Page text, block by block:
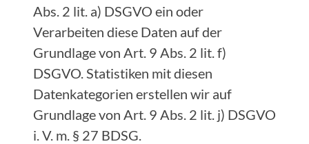
Abs. 2 lit. a) DSGVO ein oder
Verarbeiten diese Daten auf der
Grundlage von Art. 9 Abs. 2 lit. f)
DSGVO. Statistiken mit diesen
Datenkategorien erstellen wir auf
Grundlage von Art. 9 Abs. 2 lit. j) DSGVO
i. V. m. § 27 BDSG.